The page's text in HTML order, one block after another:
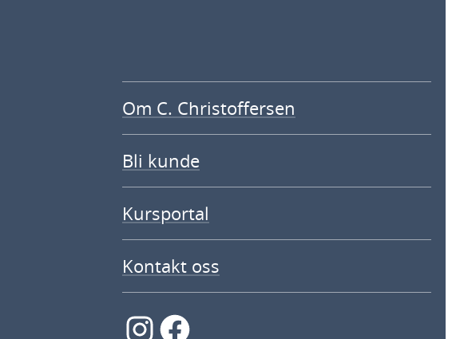
Om C. Christoffersen
Bli kunde
Kursportal
Kontakt oss
InstagramFacebook